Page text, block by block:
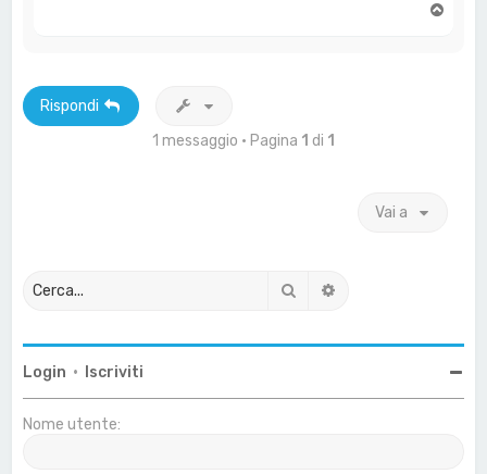
Rispondi
1 messaggio • Pagina 1 di 1
Vai a
Cerca
Login • Iscriviti
Nome utente: